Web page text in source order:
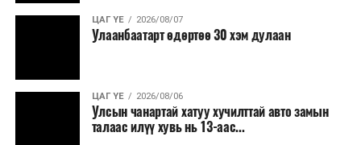
ЦАГ ҮЕ 2026/08/07
Улаанбаатарт өдөртөө 30 хэм дулаан
ЦАГ ҮЕ 2026/08/06
Улсын чанартай хатуу хучилттай авто замын
талаас илүү хувь нь 13-аас...